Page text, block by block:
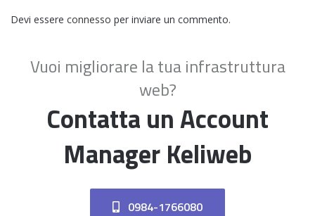
Devi essere connesso per inviare un commento.
Vuoi migliorare la tua infrastruttura
web?
Contatta un Account
Manager Keliweb
0984-1766080